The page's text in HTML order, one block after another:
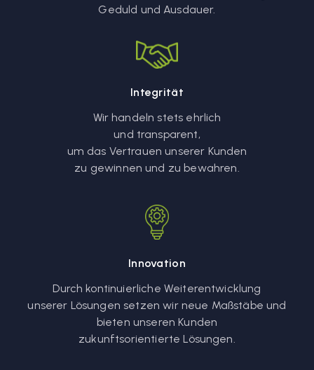
Geduld und Ausdauer.
Integrität
Wir handeln stets ehrlich
und transparent,
um das Vertrauen unserer Kunden
zu gewinnen und zu bewahren.
Innovation
Durch kontinuierliche Weiterentwicklung
unserer Lösungen setzen wir neue Maßstäbe und
bieten unseren Kunden
zukunftsorientierte Lösungen.